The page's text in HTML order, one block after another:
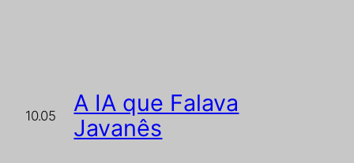
10.05
A IA que Falava
Javanês